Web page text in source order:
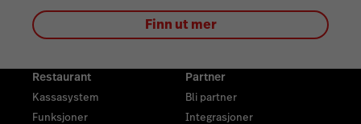
Finn ut mer
Restaurant
Kassasystem
Funksjoner
Partner
Bli partner
Integrasjoner